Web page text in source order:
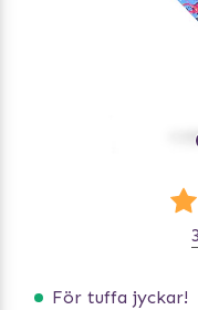
För tuffa jyckar!